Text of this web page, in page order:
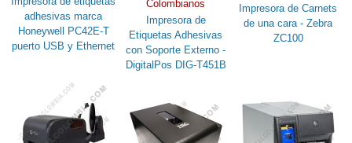
adhesivas marca
Honeywell PC42E-T
puerto USB y Ethernet
Colombianos
Impresora de
Etiquetas Adhesivas
con Soporte Externo -
DigitalPos DIG-T451B
Impresora de Carnets
de una cara - Zebra
ZC100